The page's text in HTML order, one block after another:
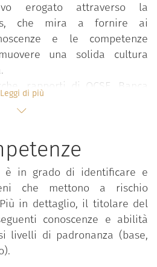
erogato attraverso la
che mira a fornire ai
e le competenze
una solida cultura
rapporti di OCSE, Banca
e Transparency
come la perdita di
si traduce in una crescente
pubbliche, nell’aumento
ai servizi, nella
e attrattività degli
pubblica è, dunque, uno dei
democrazie occidentali
fondante delle politiche di
Leggi di più
è in grado di identificare e
che mettono a rischio
in dettaglio, il titolare del
conoscenze e abilità
livelli di padronanza (base,